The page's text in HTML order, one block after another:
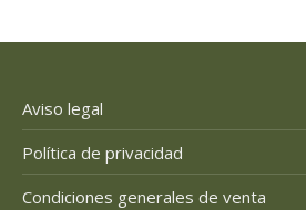
Aviso legal
Política de privacidad
Condiciones generales de venta